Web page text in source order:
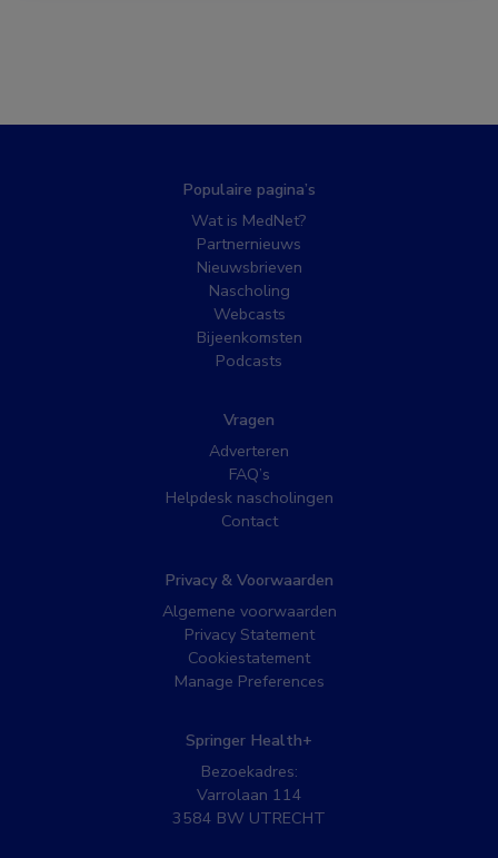
Populaire pagina’s
Wat is MedNet?
Partnernieuws
Nieuwsbrieven
Nascholing
Webcasts
Bijeenkomsten
Podcasts
Vragen
Adverteren
FAQ’s
Helpdesk nascholingen
Contact
Privacy & Voorwaarden
Algemene voorwaarden
Privacy Statement
Cookiestatement
Manage Preferences
Springer Health+
Bezoekadres:
Varrolaan 114
3584 BW UTRECHT